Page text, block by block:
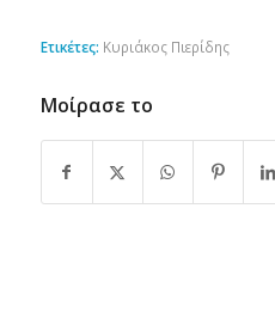
Ετικέτες: Κυριάκος Πιερίδης
Μοίρασε το